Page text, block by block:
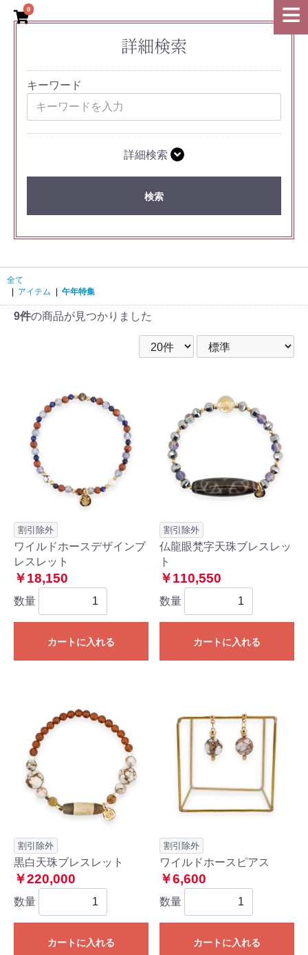
詳細検索
キーワード
詳細検索
検索
全て
アイテム 午年特集
9件の商品が見つかりました
割引除外
ワイルドホースデザインブ
レスレット
￥18,150
数量
カートに入れる
割引除外
仏龍眼梵字天珠ブレスレッ
ト
￥110,550
数量
カートに入れる
割引除外
黒白天珠ブレスレット
￥220,000
数量
カートに入れる
割引除外
ワイルドホースピアス
￥6,600
数量
カートに入れる
0